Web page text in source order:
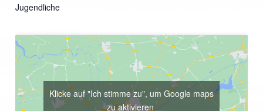
Jugendliche
Klicke auf "Ich stimme zu", um Google maps
zu aktivieren